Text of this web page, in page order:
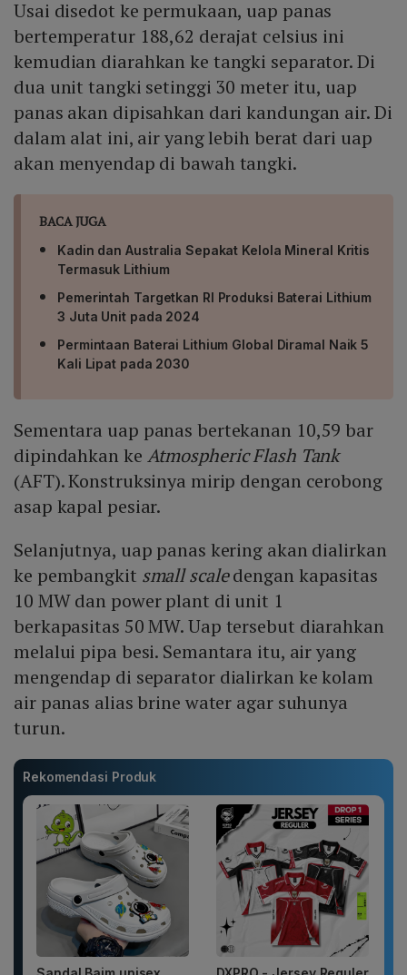
Usai disedot ke permukaan, uap panas
bertemperatur 188,62 derajat celsius ini
kemudian diarahkan ke tangki separator. Di
dua unit tangki setinggi 30 meter itu, uap
panas akan dipisahkan dari kandungan air. Di
dalam alat ini, air yang lebih berat dari uap
akan menyendap di bawah tangki.
BACA JUGA
Kadin dan Australia Sepakat Kelola Mineral Kritis
Termasuk Lithium
Pemerintah Targetkan RI Produksi Baterai Lithium
3 Juta Unit pada 2024
Permintaan Baterai Lithium Global Diramal Naik 5
Kali Lipat pada 2030
Sementara uap panas bertekanan 10,59 bar
dipindahkan ke Atmospheric Flash Tank
(AFT). Konstruksinya mirip dengan cerobong
asap kapal pesiar.
Selanjutnya, uap panas kering akan dialirkan
ke pembangkit small scaledengan kapasitas
10 MW dan power plant di unit 1
berkapasitas 50 MW. Uap tersebut diarahkan
melalui pipa besi. Semantara itu, air yang
mengendap di separator dialirkan ke kolam
air panas alias brine water agar suhunya
turun.
Rekomendasi Produk